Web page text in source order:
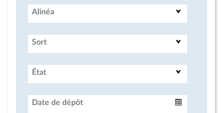
Alinéa
Sort
État
Date de dépôt